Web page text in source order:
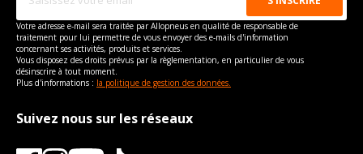
Votre adresse e-mail sera traitée par Allopneus en qualité de responsable de
traitement pour lui permettre de vous envoyer des e-mails d'information
concernant ses activités, produits et services.
Vous disposez des droits prévus par la règlementation, en particulier de vous
désinscrire à tout moment.
Plus d'informations : la politique de gestion des données.
Suivez nous sur les réseaux